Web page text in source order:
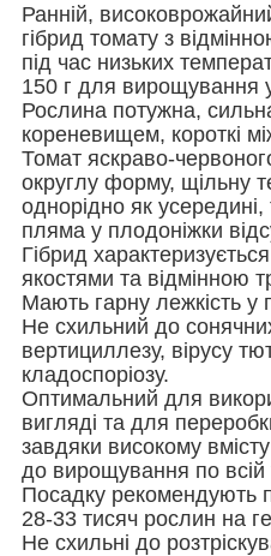
Ранній,
гібрид томату з
під час низьких
150 г для вирощування
Рослина потужна,
кореневищем, короткі
Томат яскраво-
округлу форму, щільну
однорідно як усередині,
пляма у плодоніжки
Гібрид
якостями та відмінною
Мають гарну лежкість у
Не схильний до
вертициллезу, вірусу
кладоспоріозу.
Оптимальний для
вигляді та для
завдяки високому
до вирощування по всій
Посадку рекомендують
28-33 тисяч рослин на
Не схильні до